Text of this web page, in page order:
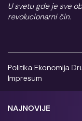
U svetu gde je sve
revolucionarni čin.
Politika Ekonomija
Impresum
NAJNOVIJE